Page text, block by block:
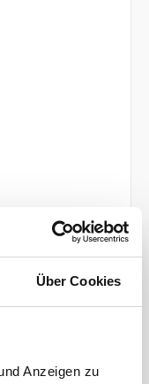
Über Cookies
Anzeigen zu